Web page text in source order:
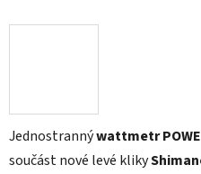
Jednostrannýwattmetr
součást nové levé kliky